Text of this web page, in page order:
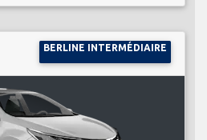
BERLINE INTERMÉDIAIRE